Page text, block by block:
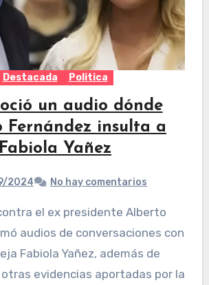
Destacada Politica
un audio dónde
Fernández insulta a
Fabiola Yañez
2024 No hay comentarios
audios de conversaciones con
Fabiola Yañez, además de
evidencias aportadas por la